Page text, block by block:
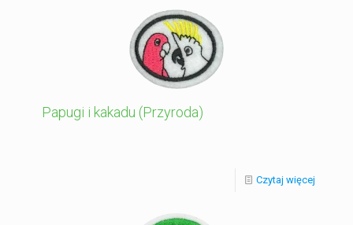
Papugi i kakadu (Przyroda)
Czytaj więcej